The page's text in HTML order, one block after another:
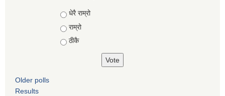
Choices
धेरै राम्रो
राम्रो
ठीकै
Older polls
Results